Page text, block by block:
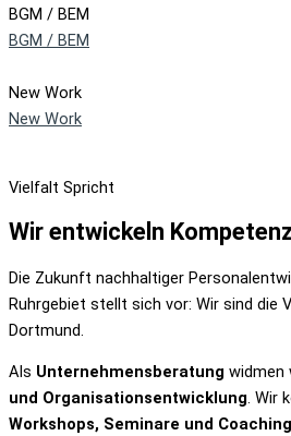
BGM / BEM
BGM / BEM
New Work
New Work
Vielfalt Spricht
Wir entwickeln
Die Zukunft nachhaltiger
Ruhrgebiet stellt sich vor: Wir sind die
Dortmund.
Als Unternehmensberatung widmen
und Organisationsentwicklung. Wir
Workshops, Seminare und